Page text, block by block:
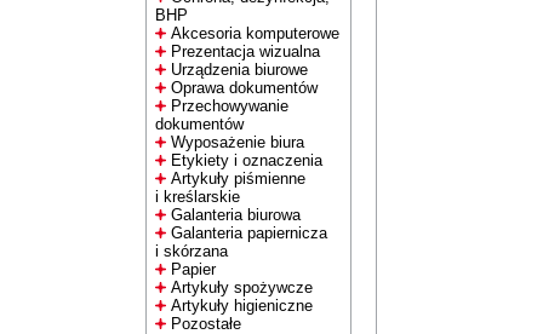
BHP
Akcesoria komputerowe
Prezentacja wizualna
Urządzenia biurowe
Oprawa dokumentów
Przechowywanie
dokumentów
Wyposażenie biura
Etykiety i oznaczenia
Artykuły piśmienne
i kreślarskie
Galanteria biurowa
Galanteria papiernicza
i skórzana
Papier
Artykuły spożywcze
Artykuły higieniczne
Pozostałe